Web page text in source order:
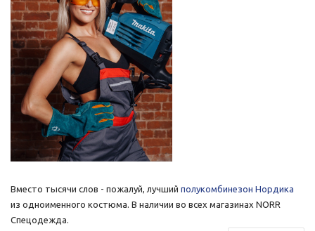
Вместо тысячи слов - пожалуй, лучший полукомбинезон Нордика
из одноименного костюма. В наличии во всех магазинах NORR
Спецодежда.